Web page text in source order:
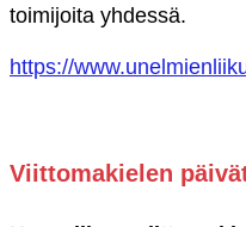
toimijoita yhdessä.
https://
Viittomakielen